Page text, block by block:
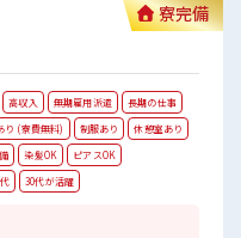
躍中》 職場の人間関係⇒良好♪
社内設備もバッチリ★ 売店・食
・喫煙所・スポットクーラー
寮完備
高収入 無期雇用派遣
長期の仕事
り (寮費無料) 制服あり
休憩室あり
染髪OK
ピアスOK
30代が活躍